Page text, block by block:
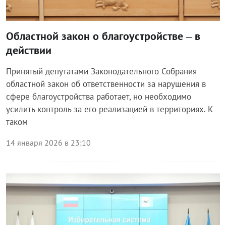
Областной закон о благоустройстве – в
действии
Принятый депутатами Законодательного Собрания
областной закон об ответственности за нарушения в
сфере благоустройства работает, но необходимо
усилить контроль за его реализацией в территориях. К
таком
14 января 2026 в 23:10
Власть